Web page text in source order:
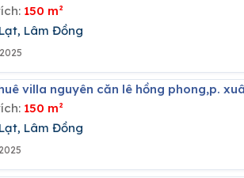
150 m²
Lâm Đồng
villa nguyên căn lê hồng phong,p.
150 m²
Lâm Đồng